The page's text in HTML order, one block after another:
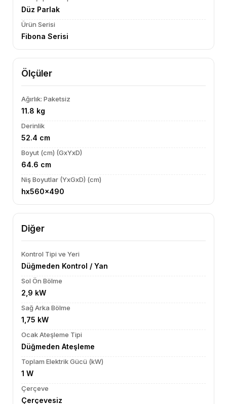
Düz Parlak
Ürün Serisi
Fibona Serisi
Ölçüler
Ağırlık: Paketsiz
11.8 kg
Derinlik
52.4 cm
Boyut (cm) (GxYxD)
64.6 cm
Niş Boyutlar (YxGxD) (cm)
hx560x490
Diğer
Kontrol Tipi ve Yeri
Düğmeden Kontrol / Yan
Sol Ön Bölme
2,9 kW
Sağ Arka Bölme
1,75 kW
Ocak Ateşleme Tipi
Düğmeden Ateşleme
Toplam Elektrik Gücü (kW)
1 W
Çerçeve
Çerçevesiz